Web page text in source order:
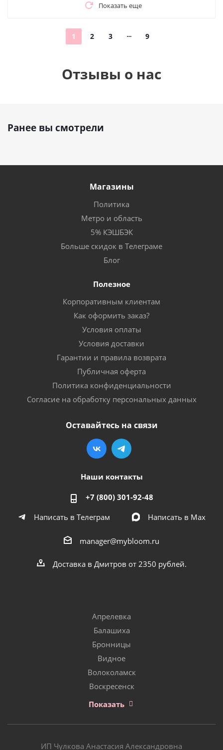
Показать еще
1 2 3 9
Отзывы о нас
Ранее вы смотрели
Магазины
Политика
Метро и область
5% КЭШБЭК
Больше скидок в Телеграме
Блог
Полезное
Корпоративным клиентам
Как оформить заказ?
Условия оплаты
Условия доставки
Гарантии и правила возврата
Публичная оферта
Политика конфиденциальности
Согласие на обработку персональных данных
Оставайтесь на связи
Наши контакты
+7 (800) 301-92-48
Написать в Телеграм
Написать в Мах
manager@mybloom.ru
Доставка в Дмитров от 2350 рублей.
Апрелевка
Балашиха
Бронницы
Видное
Волоколамск
Воскресенск
Показать
ИП Чулкова Анастасия Александровна